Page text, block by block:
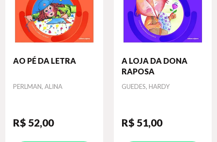
AO PÉ DA LETRA
Autor
PERLMAN, ALINA
R$ 52,00
A LOJA DA DONA
RAPOSA
Autor
GUEDES, HARDY
R$ 51,00